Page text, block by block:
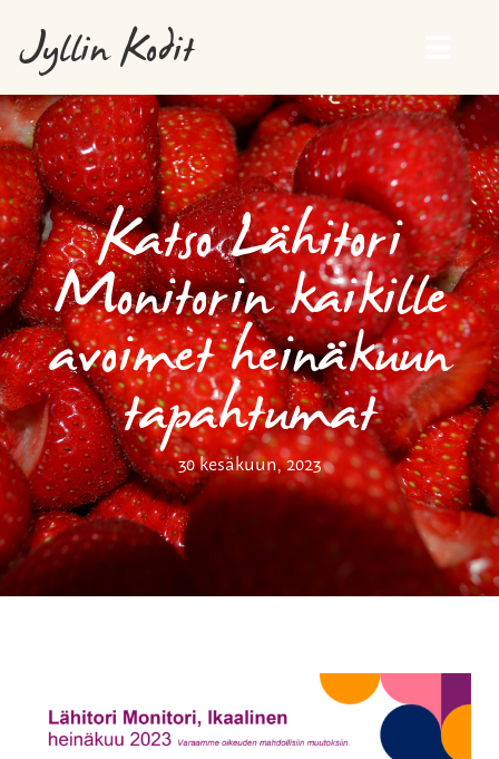
Jyllin Kodit
Katso Lähitori
Monitorin kaikille
avoimet heinäkuun
tapahtumat
30 kesäkuun, 2023